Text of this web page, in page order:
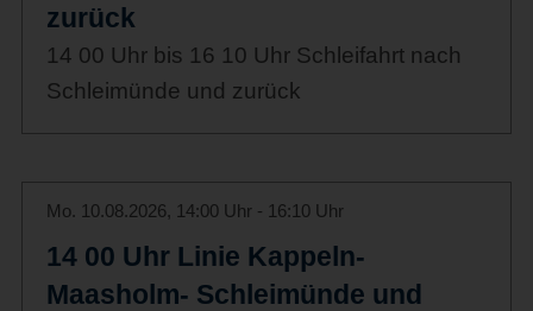
zurück
14 00 Uhr bis 16 10 Uhr Schleifahrt nach
Schleimünde und zurück
Mo. 10.08.2026, 14:00 Uhr - 16:10 Uhr
14 00 Uhr Linie Kappeln-
Maasholm- Schleimünde und